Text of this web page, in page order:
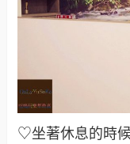
♡坐著休息的時